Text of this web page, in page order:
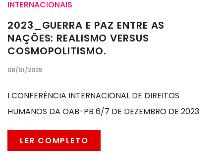
INTERNACIONAIS
2023_GUERRA E PAZ ENTRE AS
NAÇÕES: REALISMO VERSUS
COSMOPOLITISMO.
08/01/2025
I CONFERÊNCIA INTERNACIONAL DE DIREITOS
HUMANOS DA OAB-PB 6/7 DE DEZEMBRO DE 2023
LER COMPLETO